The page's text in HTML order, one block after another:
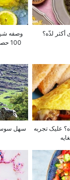
لذّه؟
100
علیک تجربه
سهل